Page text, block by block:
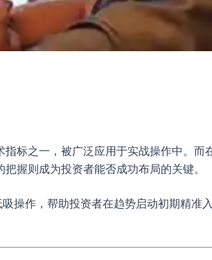
标之一，被广泛应用于实战操作中。而
把握则成为投资者能否成功布局的关键。
操作，帮助投资者在趋势启动初期精准入